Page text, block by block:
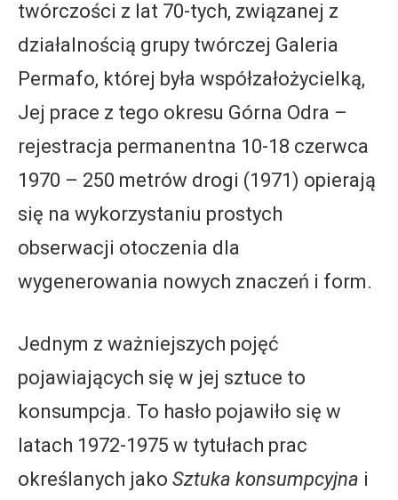
twórczości z lat 70-tych, związanej z
działalnością grupy twórczej Galeria
Permafo, której była współzałożycielką,
Jej prace z tego okresu Górna Odra –
rejestracja permanentna 10-18 czerwca
1970 – 250 metrów drogi (1971) opierają
się na wykorzystaniu prostych
obserwacji otoczenia dla
wygenerowania nowych znaczeń i form.
Jednym z ważniejszych pojęć
pojawiających się w jej sztuce to
konsumpcja. To hasło pojawiło się w
latach 1972-1975 w tytułach prac
określanych jako Sztuka konsumpcyjna i